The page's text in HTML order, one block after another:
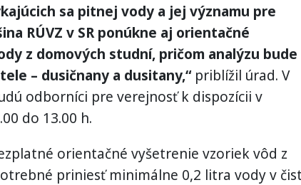
sa pitnej vody a jej významu pre
RÚVZ v SR ponúkne aj orientačné
z domových studní, pričom analýzu bude
– dusičnany a dusitany,“priblížil úrad. V
odborníci pre verejnosť k dispozícii v
do 13.00 h.
orientačné vyšetrenie vzoriek vôd z
priniesť minimálne 0,2 litra vody v